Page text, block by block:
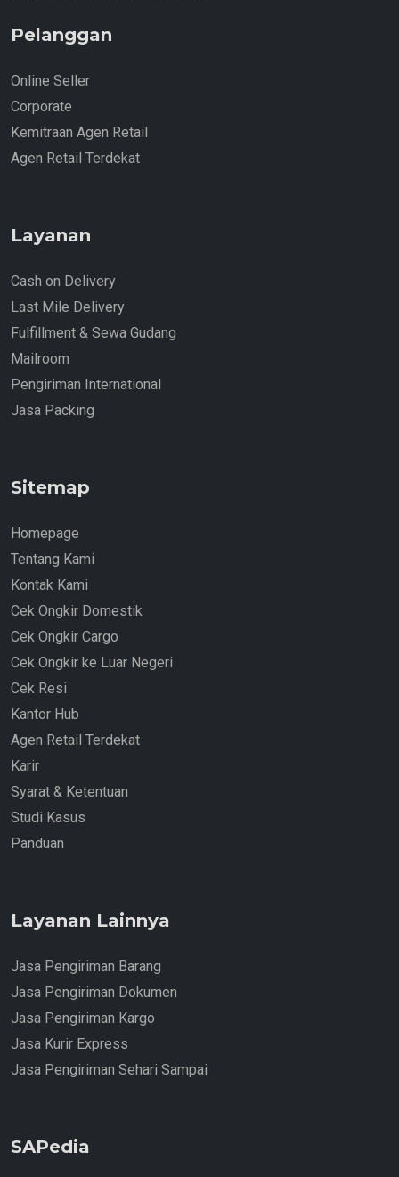
Pelanggan
Online Seller
Corporate
Kemitraan Agen Retail
Agen Retail Terdekat
Layanan
Cash on Delivery
Last Mile Delivery
Fulfillment & Sewa Gudang
Mailroom
Pengiriman International
Jasa Packing
Sitemap
Homepage
Tentang Kami
Kontak Kami
Cek Ongkir Domestik
Cek Ongkir Cargo
Cek Ongkir ke Luar Negeri
Cek Resi
Kantor Hub
Agen Retail Terdekat
Karir
Syarat & Ketentuan
Studi Kasus
Panduan
Layanan Lainnya
Jasa Pengiriman Barang
Jasa Pengiriman Dokumen
Jasa Pengiriman Kargo
Jasa Kurir Express
Jasa Pengiriman Sehari Sampai
SAPedia